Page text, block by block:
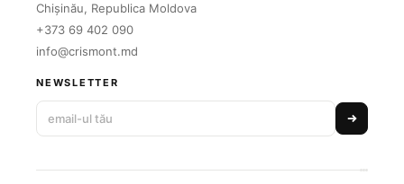
Chișinău, Republica Moldova
+373 69 402 090
info@crismont.md
NEWSLETTER